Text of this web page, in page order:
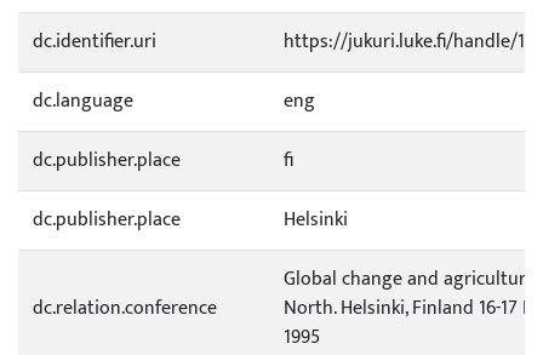
dc.identifier.uri
https://jukuri.luke.fi/handle/
dc.language
eng
dc.publisher.place
fi
dc.publisher.place
Helsinki
dc.relation.conference
Global change and
North. Helsinki, Finland 16-17
1995